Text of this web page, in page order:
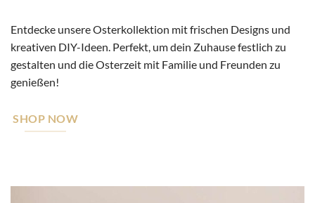
Entdecke unsere Osterkollektion mit frischen Designs und
kreativen DIY-Ideen. Perfekt, um dein Zuhause festlich zu
gestalten und die Osterzeit mit Familie und Freunden zu
genießen!
SHOP NOW